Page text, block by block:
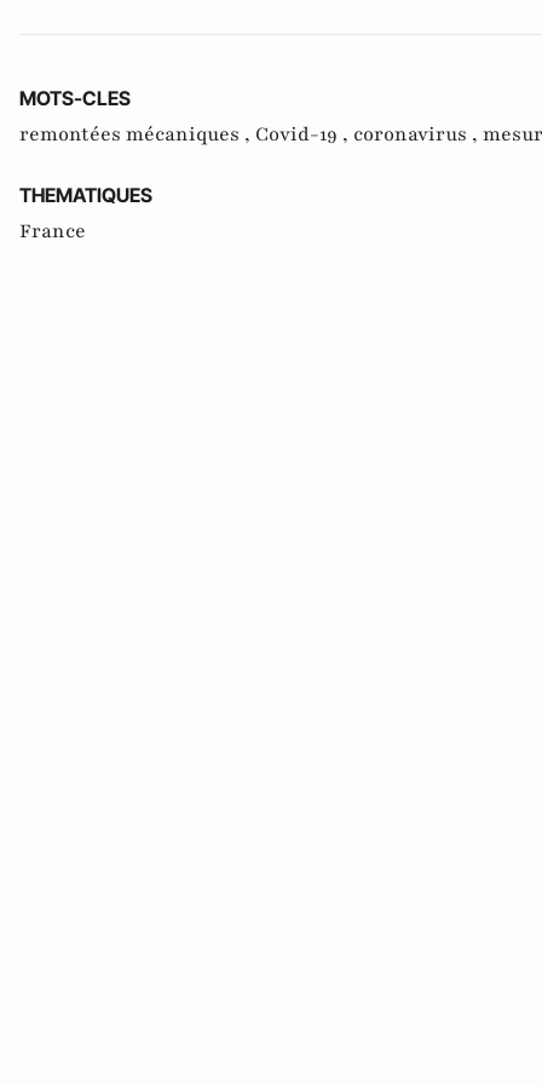
MOTS-CLES
remontées mécaniques , Covid-19 , coronavirus ,
THEMATIQUES
France